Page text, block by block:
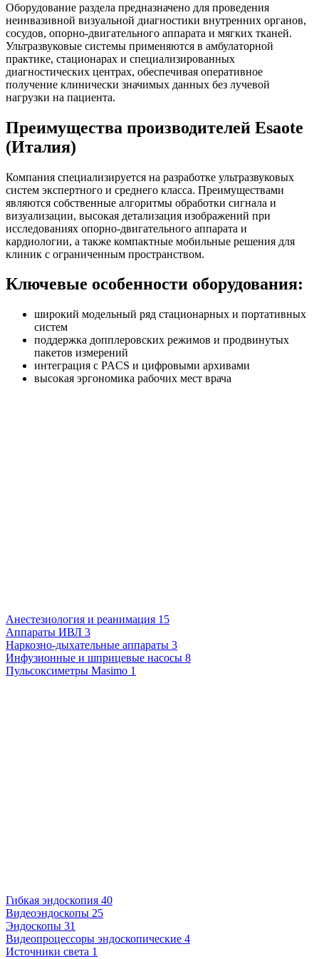
Оборудование раздела предназначено для проведения
неинвазивной визуальной диагностики внутренних органов,
сосудов, опорно-двигательного аппарата и мягких тканей.
Ультразвуковые системы применяются в амбулаторной
практике, стационарах и специализированных
диагностических центрах, обеспечивая оперативное
получение клинически значимых данных без лучевой
нагрузки на пациента.
Преимущества производителей Esaote
(Италия)
Компания специализируется на разработке ультразвуковых
систем экспертного и среднего класса. Преимуществами
являются собственные алгоритмы обработки сигнала и
визуализации, высокая детализация изображений при
исследованиях опорно-двигательного аппарата и
кардиологии, а также компактные мобильные решения для
клиник с ограниченным пространством.
Ключевые особенности оборудования:
широкий модельный ряд стационарных и портативных
систем
поддержка допплеровских режимов и продвинутых
пакетов измерений
интеграция с PACS и цифровыми архивами
высокая эргономика рабочих мест врача
Анестезиология и реанимация 15
Аппараты ИВЛ 3
Наркозно-дыхательные аппараты 3
Инфузионные и шприцевые насосы 8
Пульсоксиметры Masimo 1
Гибкая эндоскопия 40
Видеоэндоскопы 25
Эндоскопы 31
Видеопроцессоры эндоскопические 4
Источники света 1